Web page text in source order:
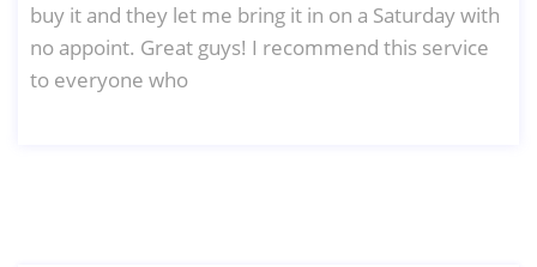
buy it and they let me bring it in on a Saturday with
no appoint. Great guys! I recommend this service
to everyone who